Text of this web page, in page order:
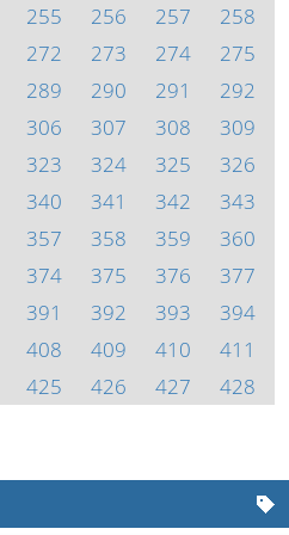
255 256 257
258
272 273 274
275
289 290 291
292
306 307 308
309
323 324 325
326
340 341 342
343
357 358 359
360
374 375 376
377
391 392 393
394
408 409 410
411
425 426 427
428